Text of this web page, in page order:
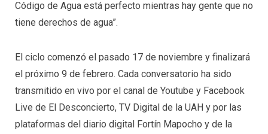
Código de Agua está perfecto mientras hay gente que no
tiene derechos de agua”.
El ciclo comenzó el pasado 17 de noviembre y finalizará
el próximo 9 de febrero. Cada conversatorio ha sido
transmitido en vivo por el canal de Youtube y Facebook
Live de El Desconcierto, TV Digital de la UAH y por las
plataformas del diario digital Fortín Mapocho y de la